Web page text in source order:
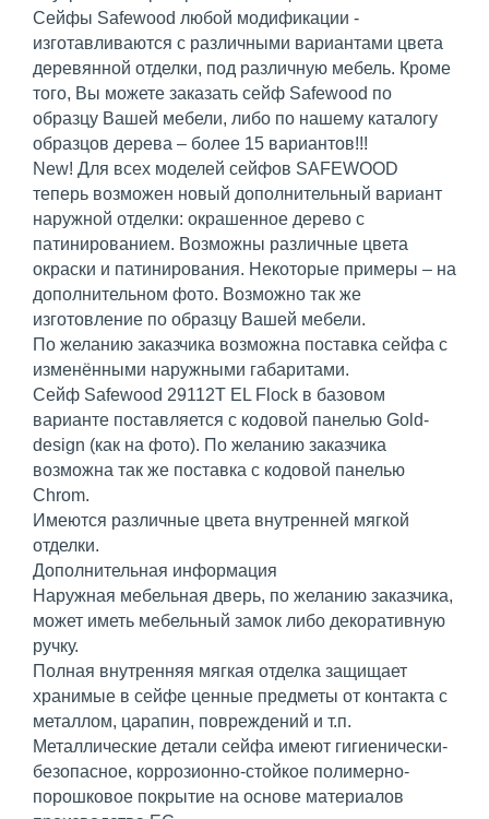
Сейфы Safewood любой модификации -
изготавливаются c различными вариантами цвета
деревянной отделки, под различную мебель. Кроме
того, Вы можете заказать сейф Safewood по
образцу Вашей мебели, либо по нашему каталогу
образцов дерева – более 15 вариантов!!!
New! Для всех моделей сейфов SAFEWOOD
теперь возможен новый дополнительный вариант
наружной отделки: окрашенное дерево с
патинированием. Возможны различные цвета
окраски и патинирования. Некоторые примеры – на
дополнительном фото. Возможно так же
изготовление по образцу Вашей мебели.
По желанию заказчика возможна поставка сейфа с
изменёнными наружными габаритами.
Сейф Safewood 29112T EL Flock в базовом
варианте поставляется с кодовой панелью Gold-
design (как на фото). По желанию заказчика
возможна так же поставка с кодовой панелью
Chrom.
Имеются различные цвета внутренней мягкой
отделки.
Дополнительная информация
Наружная мебельная дверь, по желанию заказчика,
может иметь мебельный замок либо декоративную
ручку.
Полная внутренняя мягкая отделка защищает
хранимые в сейфе ценные предметы от контакта с
металлом, царапин, повреждений и т.п.
Металлические детали сейфа имеют гигиенически-
безопасное, коррозионно-стойкое полимерно-
порошковое покрытие на основе материалов